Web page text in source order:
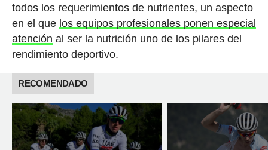
todos los requerimientos de nutrientes, un aspecto
en el que los equipos profesionales ponen especial
atención al ser la nutrición uno de los pilares del
rendimiento deportivo.
RECOMENDADO